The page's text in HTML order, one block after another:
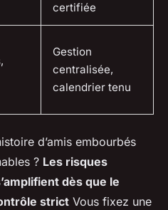
certifiée
Gestion
centralisée,
calendrier tenu
d’amis embourbés
? Les risques
dès que le
strict Vous fixez une